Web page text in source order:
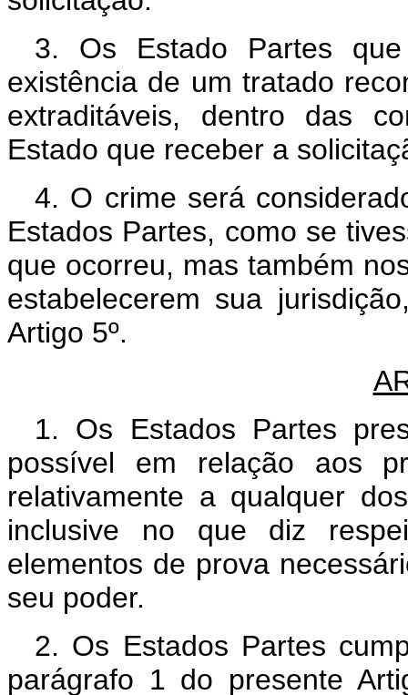
3. Os Estado Partes
existência de um tratado
extraditáveis, dentro das
Estado que receber a
4. O crime será
Estados Partes, como se
que ocorreu, mas também
estabelecerem sua
Artigo 5º.
1. Os Estados Partes
possível em relação aos
relativamente a qualquer
inclusive no que diz
elementos de prova
seu poder.
2. Os Estados Partes
parágrafo 1 do presente